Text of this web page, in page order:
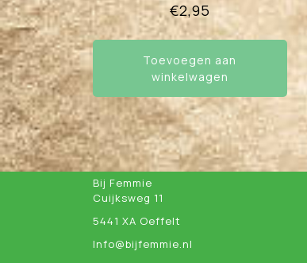
€2,95
Toevoegen aan
winkelwagen
Bij Femmie
Cuijksweg 11
5441 XA Oeffelt
Info@bijfemmie.nl